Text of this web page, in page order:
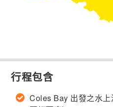
行程包含
Coles Bay 出發之水